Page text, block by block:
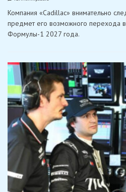
рассматривает
в
качестве
участие
в
Формуле-1
Компания «Cadillac» внимательно
предмет его возможного перехода
Формулы-1 2027 года.